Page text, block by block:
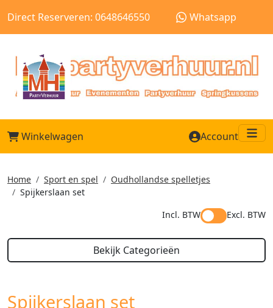
Direct Reserveren: 0648646550 Whatsapp
Winkelwagen Account
Home Sport en spel
Oudhollandse spelletjes
Spijkerslaan set
Incl. BTW
Excl. BTW
Bekijk Categorieën
Spijkerslaan set